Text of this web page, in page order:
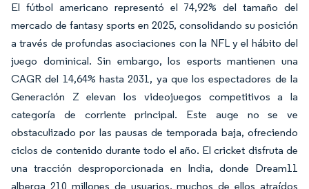
El fútbol americano representó el 74,92% del tamaño del
mercado de fantasy sports en 2025, consolidando su posición
a través de profundas asociaciones con la NFL y el hábito del
juego dominical. Sin embargo, los esports mantienen una
CAGR del 14,64% hasta 2031, ya que los espectadores de la
Generación Z elevan los videojuegos competitivos a la
categoría de corriente principal. Este auge no se ve
obstaculizado por las pausas de temporada baja, ofreciendo
ciclos de contenido durante todo el año. El cricket disfruta de
una tracción desproporcionada en India, donde Dream11
alberga 210 millones de usuarios, muchos de ellos atraídos